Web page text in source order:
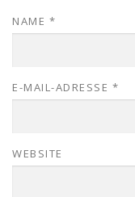
NAME *
E-MAIL-ADRESSE *
WEBSITE